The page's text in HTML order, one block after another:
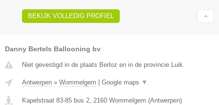
BEKIJK VOLLEDIG PROFIEL
Danny Bertels Ballooning bv
Niet gevestigd in de plaats Berloz en in de provincie Luik.
Antwerpen » Wommelgem Google maps ▼
Kapelstraat 83-85 bus 2 2160 Wommelgem (Antwerpen)